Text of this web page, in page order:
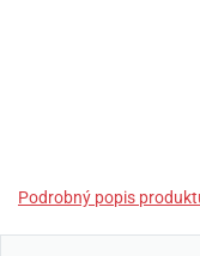
Podrobný popis